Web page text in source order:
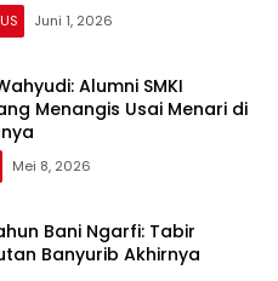
Juni 1, 2026
Alumni SMKI
Menangis Usai Menari di
Mei 8, 2026
Bani Ngarfi: Tabir
Banyurib Akhirnya